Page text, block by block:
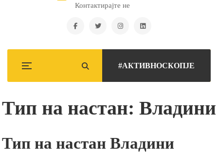
Контактирајте не
#АКТИВНОСКОПЈЕ
Тип на настан: Владини
Тип на настан Владини